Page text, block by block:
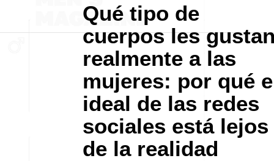
Qué tipo de
cuerpos les
realmente a las
mujeres: por qué
ideal de las redes
sociales está lejos
de la realidad